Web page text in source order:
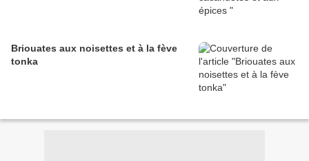
Briouates aux noisettes et à la fève
tonka